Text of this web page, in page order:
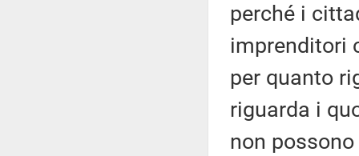
perché i
imprenditori
per quanto
riguarda i
non